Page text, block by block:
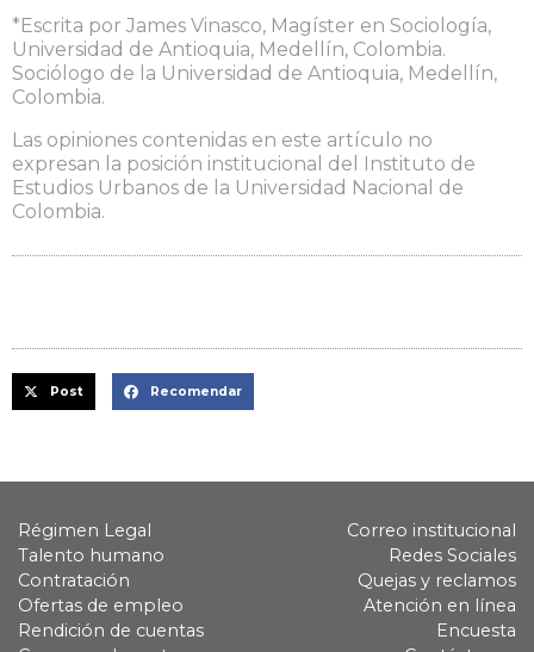
*Escrita por James Vinasco, Magíster en Sociología,
Universidad de Antioquia, Medellín, Colombia.
Sociólogo de la Universidad de Antioquia, Medellín,
Colombia.
Las opiniones contenidas en este artículo no
expresan la posición institucional del Instituto de
Estudios Urbanos de la Universidad Nacional de
Colombia.
Post Recomendar
Régimen Legal
Talento humano
Contratación
Ofertas de empleo
Rendición de cuentas
Correo institucional
Redes Sociales
Quejas y reclamos
Atención en línea
Encuesta